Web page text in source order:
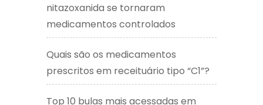
nitazoxanida se tornaram
medicamentos controlados
Quais são os medicamentos
prescritos em receituário tipo “C1”?
Top 10 bulas mais acessadas em